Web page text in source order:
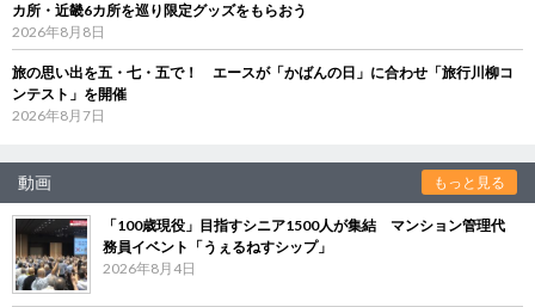
カ所・近畿6カ所を巡り限定グッズをもらおう
2026年8月8日
旅の思い出を五・七・五で！ エースが「かばんの日」に合わせ「旅行川柳コ
ンテスト」を開催
2026年8月7日
動画 もっと見る
「100歳現役」目指すシニア1500人が集結 マンション管理代
務員イベント「うぇるねすシップ」
2026年8月4日